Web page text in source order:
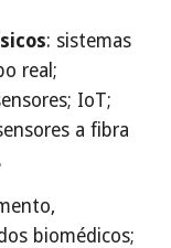
: sistemas
real;
IoT;
a fibra
biomédicos;